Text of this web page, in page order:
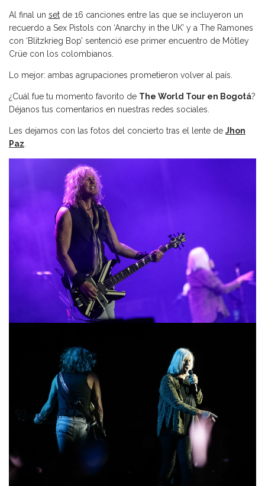
Al final un set de 16 canciones entre las que se incluyeron un
recuerdo a Sex Pistols con ‘Anarchy in the UK’ y a The Ramones
con ‘Blitzkrieg Bop’ sentenció ese primer encuentro de Mötley
Crüe con los colombianos.
Lo mejor: ambas agrupaciones prometieron volver al país.
¿Cuál fue tu momento favorito de The World Tour en Bogotá?
Déjanos tus comentarios en nuestras redes sociales.
Les dejamos con las fotos del concierto tras el lente de Jhon
Paz